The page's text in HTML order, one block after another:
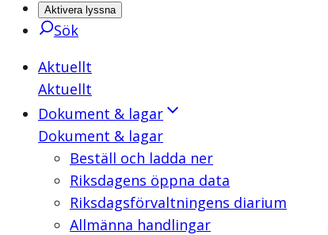
Aktivera lyssna
Sök
Aktuellt
Aktuellt
Dokument & lagar
Dokument & lagar
Beställ och ladda ner
Riksdagens öppna data
Riksdagsförvaltningens diarium
Allmänna handlingar